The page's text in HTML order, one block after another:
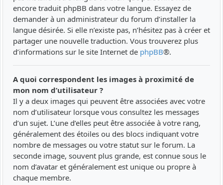
encore traduit phpBB dans votre langue. Essayez de
demander à un administrateur du forum d’installer la
langue désirée. Si elle n’existe pas, n’hésitez pas à créer et
partager une nouvelle traduction. Vous trouverez plus
d’informations sur le site Internet de phpBB®.
A quoi correspondent les images à proximité de
mon nom d’utilisateur ?
Il y a deux images qui peuvent être associées avec votre
nom d’utilisateur lorsque vous consultez les messages
d’un sujet. L’une d’elles peut être associée à votre rang,
généralement des étoiles ou des blocs indiquant votre
nombre de messages ou votre statut sur le forum. La
seconde image, souvent plus grande, est connue sous le
nom d’avatar et généralement est unique ou propre à
chaque membre.